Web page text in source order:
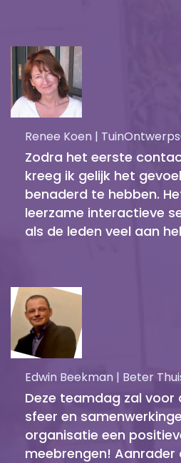
Renee Koen |
Zodra het eerste
kreeg ik gelijk het
benaderd te hebben.
leerzame interactieve
als de leden veel aan
Edwin Beekman | Beter
Deze teamdag zal
sfeer en
organisatie een
meebrengen! Aanrader